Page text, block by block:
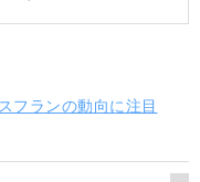
フランの動向に注目